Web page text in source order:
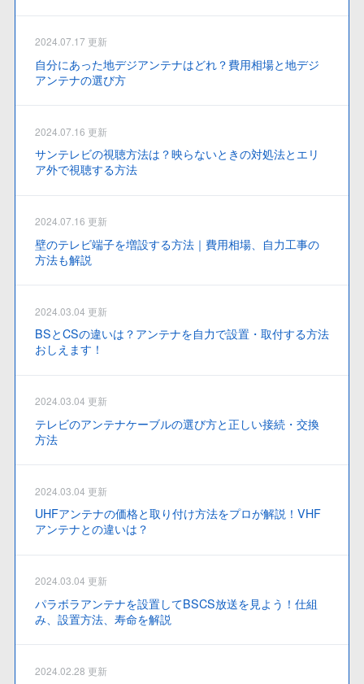
2024.07.17 更新
自分にあった地デジアンテナはどれ？費用相場と地デジ
アンテナの選び方
2024.07.16 更新
サンテレビの視聴方法は？映らないときの対処法とエリ
ア外で視聴する方法
2024.07.16 更新
壁のテレビ端子を増設する方法｜費用相場、自力工事の
方法も解説
2024.03.04 更新
BSとCSの違いは？アンテナを自力で設置・取付する方法
おしえます！
2024.03.04 更新
テレビのアンテナケーブルの選び方と正しい接続・交換
方法
2024.03.04 更新
UHFアンテナの価格と取り付け方法をプロが解説！VHF
アンテナとの違いは？
2024.03.04 更新
パラボラアンテナを設置してBSCS放送を見よう！仕組
み、設置方法、寿命を解説
2024.02.28 更新